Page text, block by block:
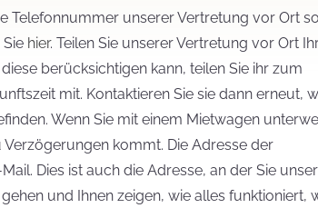
Telefonnummer unserer Vertretung vor Ort
hier. Teilen Sie unserer Vertretung vor Ort
berücksichtigen kann, teilen Sie ihr zum
mit. Kontaktieren Sie sie dann erneut,
Wenn Sie mit einem Mietwagen
kommt. Die Adresse der
Dies ist auch die Adresse, an der Sie
und Ihnen zeigen, wie alles funktioniert,